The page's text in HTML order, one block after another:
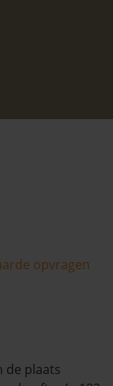
opvragen
de plaats